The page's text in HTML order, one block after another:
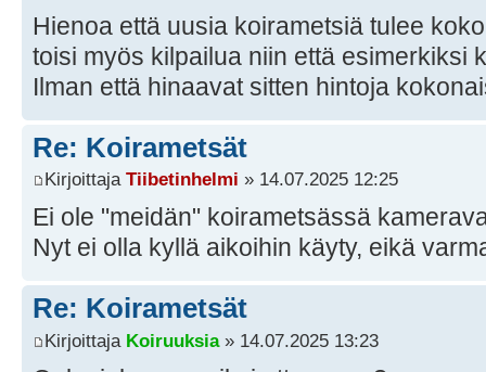
Hienoa että uusia koirametsiä tulee
toisi myös kilpailua niin että esimerkiksi
Ilman että hinaavat sitten hintoja
Re: Koirametsät
Kirjoittaja Tiibetinhelmi » 14.07.2025 12:25
Ei ole "meidän" koirametsässä
Nyt ei olla kyllä aikoihin käyty, eikä
Re: Koirametsät
Kirjoittaja Koiruuksia» 14.07.2025 13:23